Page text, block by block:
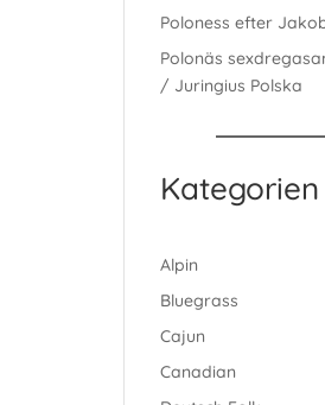
Poloness efter
Polonäs
/ Juringius Polska
Kategorien
Alpin
Bluegrass
Cajun
Canadian